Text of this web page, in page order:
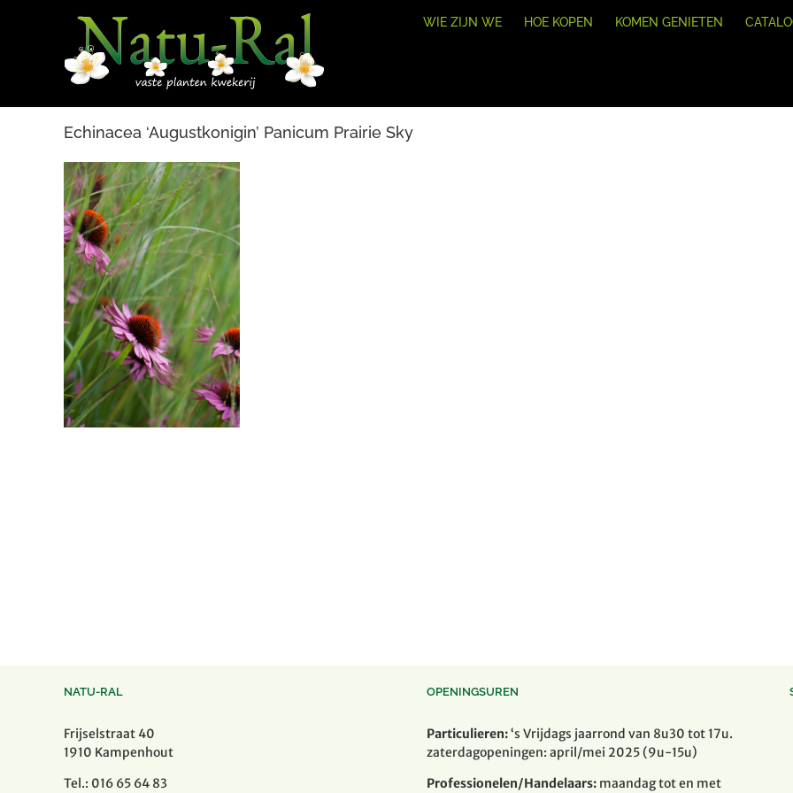
WIE ZIJN WE HOE KOPEN KOMEN GENIETEN
Echinacea ‘Augustkonigin’ Panicum Prairie Sky
NATU-RAL
Frijselstraat 40
1910 Kampenhout
Tel.: 016 65 64 83
OPENINGSUREN
Particulieren:‘s Vrijdags jaarrond van 8u30 tot 17u.
zaterdagopeningen: april/mei 2025 (9u-15u)
Professionelen/Handelaars: maandag tot en met